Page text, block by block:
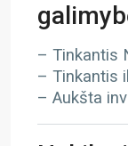
– Tinkantis
– Tinkantis
– Aukšta